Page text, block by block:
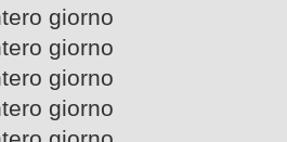
giorno
giorno
giorno
giorno